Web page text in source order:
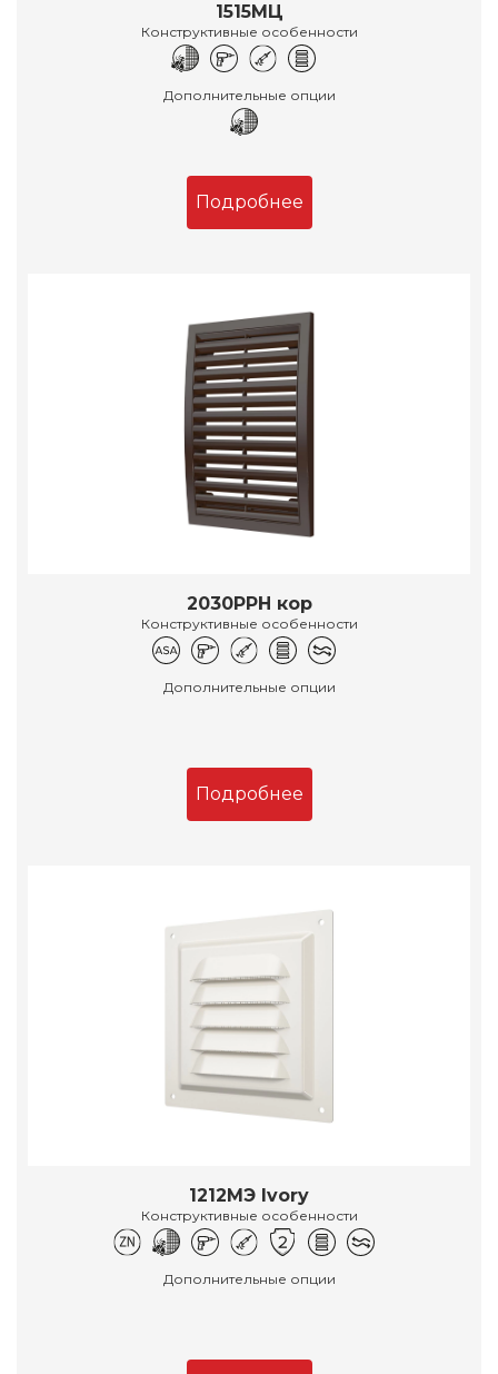
1515МЦ
Конструктивные особенности
Дополнительные опции
Подробнее
2030РРН кор
Конструктивные особенности
Дополнительные опции
Подробнее
1212МЭ Ivory
Конструктивные особенности
Дополнительные опции